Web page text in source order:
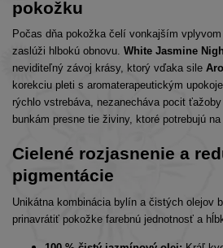
pokožku
Počas dňa pokožka čelí vonkajším
zaslúži hlbokú obnovu. White Jasmine
neviditeľný závoj krásy, ktorý vďaka sile
korekciu pleti s aromaterapeutickým
rýchlo vstrebáva, nezanecháva pocit
bunkám presne tie živiny, ktoré potrebujú
Cielené rozjasnenie a
pigmentácie
Unikátna kombinácia bylín a čistých olejov
prinavrátiť pokožke farebnú jednotnosť a